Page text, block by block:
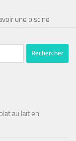
une piscine
au lait en